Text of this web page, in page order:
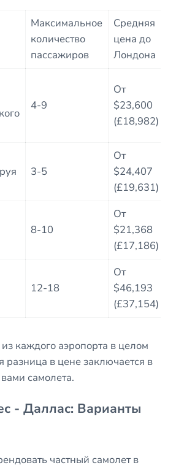
Максимальное
количество
пассажиров
Средняя
цена до
Лондона
4-9
От
$23,600
(£18,982)
3-5
От
$24,407
(£19,631)
8-10
От
$21,368
(£17,186)
12-18
От
$46,193
(£37,154)
каждого аэропорта в целом
разница в цене заключается в
самолета.
- Даллас: Варианты
частный самолет в